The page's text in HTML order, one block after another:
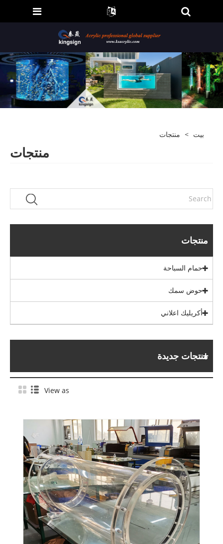
بيت > منتجات
منتجات
منتجات
حمام السباحة
حوض سمك
أكريليك اعلاني
منتجات جديدة
View as